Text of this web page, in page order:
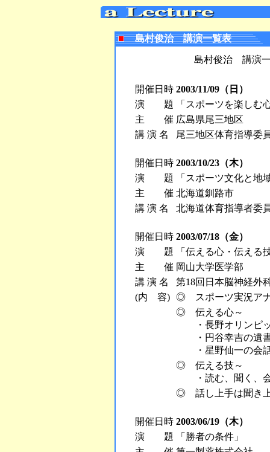
島村俊治 講演一覧表
島村俊治 講演
開催日時 2003/11/09（日）
演 題
「スポーツを楽しむ
主 催 広島県尾三地区
講 演 名
尾三地区体育指導委
開催日時 2003/10/23（木）
演 題
「スポーツ文化と地
主 催 北海道釧路市
講 演 名
北海道体育指導者委
開催日時 2003/07/18（金）
演 題
「伝える心・伝える
主 催 岡山大学医学部
講 演 名
第18回日本脳神経外
(内 容) ◎ スポーツ実況ア
◎ 伝える心～
・長野オリンピッ
・円谷幸吉の遺書
・星野仙一の会
◎ 伝える技～
・読む、聞く、会
◎ 話し上手は聞き
開催日時 2003/06/19（木）
演 題
「勝者の条件」